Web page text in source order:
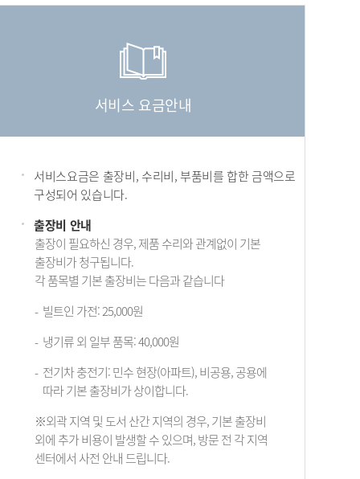
서비스 요금안내
서비스요금은 출장비, 수리비, 부품비를 합한 금액으로
구성되어 있습니다.
출장비 안내
출장이 필요하신 경우, 제품 수리와 관계없이 기본
출장비가 청구됩니다.
각 품목별 기본 출장비는 다음과 같습니다
빌트인 가전: 25,000원
냉기류 외 일부 품목: 40,000원
전기차 충전기: 민수 현장(아파트), 비공용, 공용에
따라 기본 출장비가 상이합니다.
※외곽 지역 및 도서 산간 지역의 경우, 기본 출장비
외에 추가 비용이 발생할 수 있으며, 방문 전 각 지역
센터에서 사전 안내 드립니다.